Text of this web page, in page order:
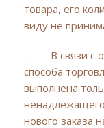
товара, его
виду не
· В связи с
способа
выполнена
нового заказа